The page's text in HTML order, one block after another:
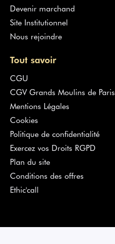
Devenir marchand
Site Institutionnel
Nous rejoindre
Tout savoir
CGU
CGV Grands Moulins de Paris
Mentions Légales
Cookies
Politique de confidentialité
Exercez vos Droits RGPD
Plan du site
Conditions des offres
Ethic'call